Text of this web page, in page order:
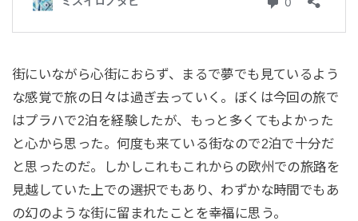
街にいながら心街におらず、まるで夢でも見ているよう
な感覚で旅の日々は過ぎ去っていく。ぼくは今回の旅で
はプラハで2泊を経験したが、もっと多くてもよかった
と心から思った。何度も来ている街なので2泊で十分だ
と思ったのだ。しかしこれもこれからの欧州での旅路を
見越していた上での選択でもあり、わずかな時間でもあ
の幻のような街に留まれたことを幸福に思う。